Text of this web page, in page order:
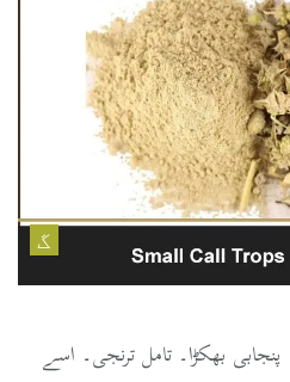
گ
بھکڑا۔ تامل ترنجی۔ اسے